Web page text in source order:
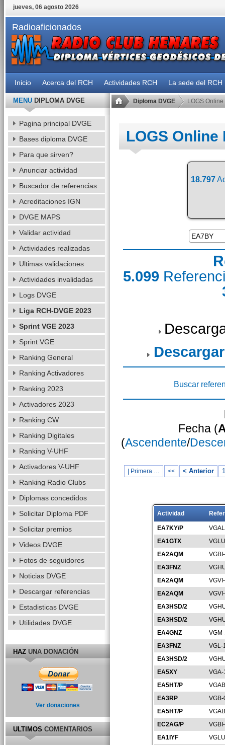
jueves, 06 agosto 2026
Radioaficionados
Inicio Acerca del RCH Actividades RCH La sede del RCH
Diploma DVGE LOGS Online
LOGS Online
18.797
5.099
Buscar
Fecha (
(Ascendente/
| Primera … << < Anterior
Actividad
EA7KY/P
EA1GTX
EA2AQM
EA3FNZ
EA2AQM
EA2AQM
EA3HSD/2
EA3HSD/2
EA4GNZ
EA3FNZ
VGL-
EA3HSD/2
EA5XY
EA5HT/P
EA3RP
EA5HT/P
EC2AG/P
EA1IYF
MENUDIPLOMA DVGE
Pagina principal DVGE
Bases diploma DVGE
Para que sirven?
Anunciar actividad
Buscador de referencias
Acreditaciones IGN
DVGE MAPS
Validar actividad
Actividades realizadas
Ultimas validaciones
Actividades invalidadas
Logs DVGE
Liga RCH-DVGE 2023
Sprint VGE 2023
Sprint VGE
Ranking General
Ranking Activadores
Ranking 2023
Activadores 2023
Ranking CW
Ranking Digitales
Ranking V-UHF
Activadores V-UHF
Ranking Radio Clubs
Diplomas concedidos
Solicitar Diploma PDF
Solicitar premios
Videos DVGE
Fotos de seguidores
Noticias DVGE
Descargar referencias
Estadisticas DVGE
Utilidades DVGE
HAZUNA DONACIÓN
Ver donaciones
ULTIMOSCOMENTARIOS